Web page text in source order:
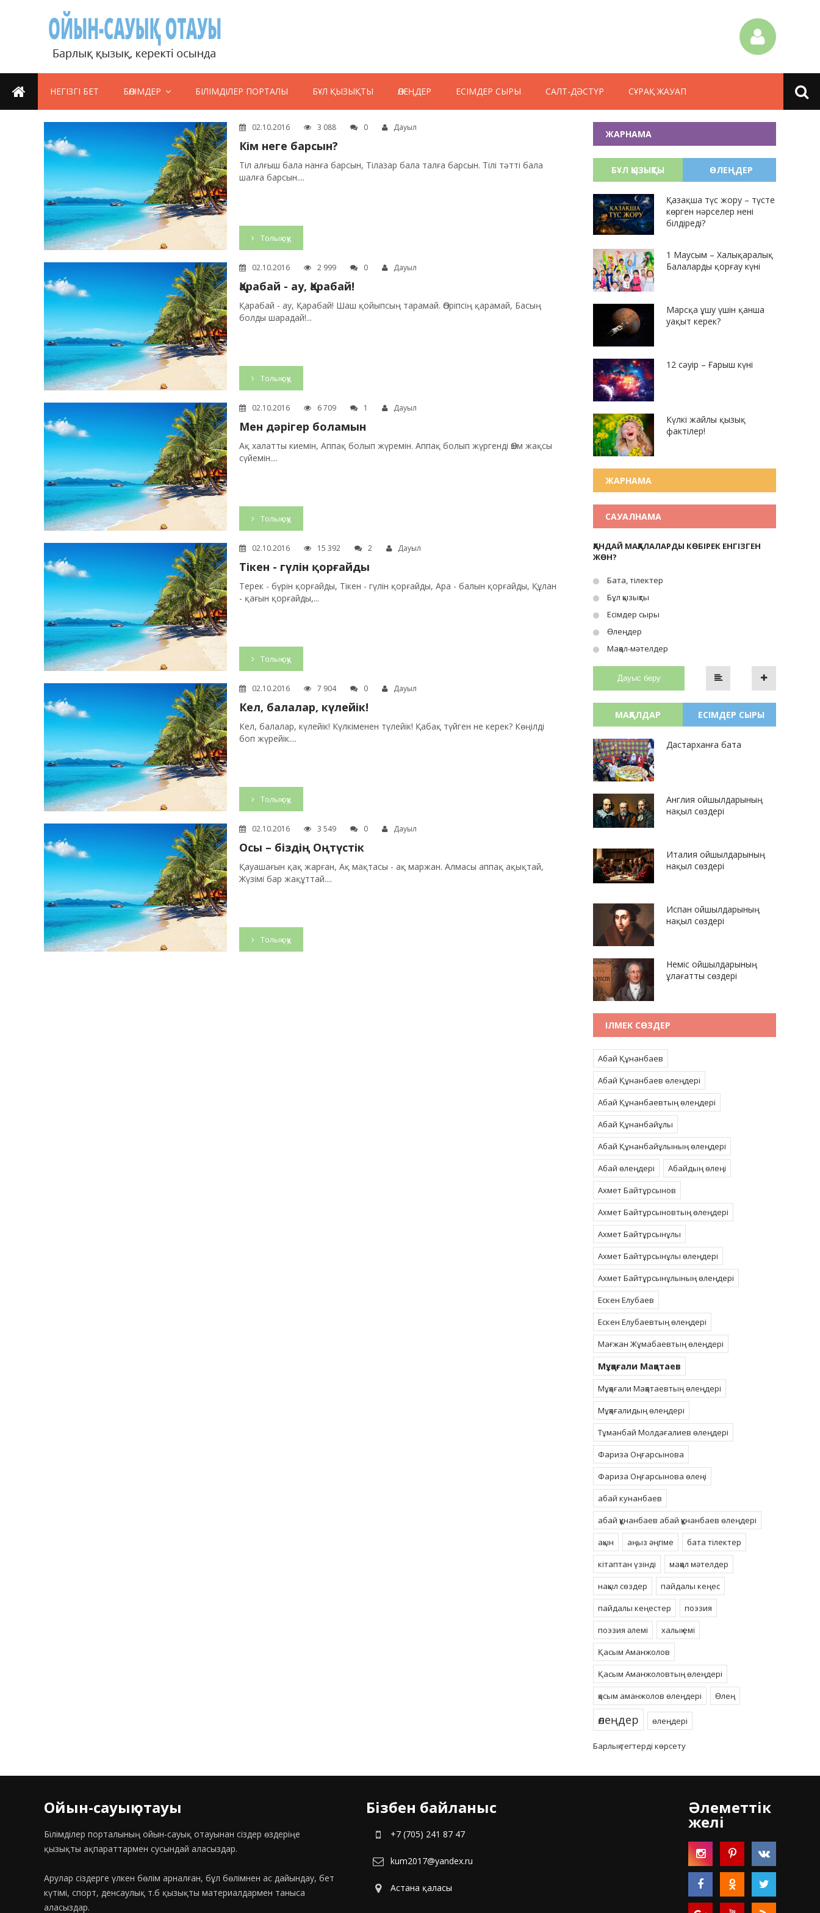
НЕГІЗГІ БЕТ БӨЛІМДЕР БІЛІМДІЛЕР ПОРТАЛЫ БҰЛ ҚЫЗЫҚТЫ ӨЛЕҢДЕР ЕСІМДЕР СЫРЫ САЛТ-ДӘСТҮР СҰРАҚ ЖАУАП
02.10.2016 3 088 0 Дауыл
Кім неге барсын?
Тіл алғыш бала нанға барсын, Тілазар бала талға барсын. Тілі тәтті бала
шалға барсын....
Толық оқу
02.10.2016 2 999 0 Дауыл
Қарабай - ау, Қарабай!
Қарабай - ау, Қарабай! Шаш қойыпсың тарамай. Өсіріпсің қарамай, Басың
болды шарадай!...
Толық оқу
02.10.2016 6 709 1 Дауыл
Мен дәрігер боламын
Ақ халатты киемін, Аппақ болып жүремін. Аппақ болып жүргенді Өзім жақсы
сүйемін....
Толық оқу
02.10.2016 15 392 2 Дауыл
Тікен - гүлін қорғайды
Терек - бүрін қорғайды, Тікен - гүлін қорғайды, Ара - балын қорғайды, Құлан
- қағын қорғайды,...
Толық оқу
02.10.2016 7 904 0 Дауыл
Кел, балалар, күлейік!
Кел, балалар, күлейік! Күлкіменен түлейік! Қабақ түйген не керек? Көңілді
боп жүрейік....
Толық оқу
02.10.2016 3 549 0 Дауыл
Осы – біздің Оңтүстік
Қауашағын қақ жарған, Ақ мақтасы - ақ маржан. Алмасы аппақ ақықтай,
Жүзімі бар жақұттай....
Толық оқу
ЖАРНАМА
БҰЛ ҚЫЗЫҚТЫ ӨЛЕҢДЕР
Қазақша түс жору – түсте
көрген нәрселер нені
білдіреді?
1 Маусым – Халықаралық
Балаларды қорғау күні
Марсқа ұшу үшін қанша
уақыт керек?
12 сәуір – Ғарыш күні
Күлкі жайлы қызық
фактілер!
ЖАРНАМА
САУАЛНАМА
ҚАНДАЙ МАҚАЛАЛАРДЫ КӨБІРЕК ЕНГІЗГЕН
ЖӨН?
Бата, тілектер
Бұл қызықты
Есімдер сыры
Өлеңдер
Мақал-мәтелдер
Дауыс беру
МАҚАЛДАР ЕСІМДЕР СЫРЫ
Дастарханға бата
Англия ойшылдарының
нақыл сөздері
Италия ойшылдарының
нақыл сөздері
Испан ойшылдарының
нақыл сөздері
Неміс ойшылдарының
ұлағатты сөздері
ІЛМЕК СӨЗДЕР
Абай Құнанбаев
Абай Құнанбаев өлеңдері
Абай Құнанбаевтың өлеңдері
Абай Құнанбайұлы
Абай Құнанбайұлының өлеңдері
Абай өлеңдері
Абайдың өлеңі
Ахмет Байтұрсынов
Ахмет Байтұрсыновтың өлеңдері
Ахмет Байтұрсынұлы
Ахмет Байтұрсынұлы өлеңдері
Ахмет Байтұрсынұлының өлеңдері
Ескен Елубаев
Ескен Елубаевтың өлеңдері
Мағжан Жұмабаевтың өлеңдері
Мұқағали Мақатаев
Мұқағали Мақатаевтың өлеңдері
Мұқағалидың өлеңдері
Тұманбай Молдағалиев өлеңдері
Фариза Оңғарсынова
Фариза Оңғарсынова өлеңі
абай кунанбаев
абай құнанбаев абай құнанбаев өлеңдері
ақын
аңыз әңгіме
бата тілектер
кітаптан үзінді
мақал мәтелдер
нақыл сөздер
пайдалы кеңес
пайдалы кеңестер
поэзия
поэзия әлемі
халық емі
Қасым Аманжолов
Қасым Аманжоловтың өлеңдері
қасым аманжолов өлеңдері
Өлең
өлеңдер өлеңдері
Барлық тегтерді көрсету
Ойын-сауық отауы
Білімділер порталының ойын-сауық отауынан сіздер өздеріңе
қызықты ақпараттармен сусындай аласыздар.
Арулар сіздерге үлкен бөлім арналған, бұл бөлімнен ас дайындау, бет
күтімі, спорт, денсаулық т.б қызықты материалдармен таныса
аласыздар.
Бізбен байланыс
+7 (705) 241 87 47
kum2017@yandex.ru
Астана қаласы
Әлеметтік
желі